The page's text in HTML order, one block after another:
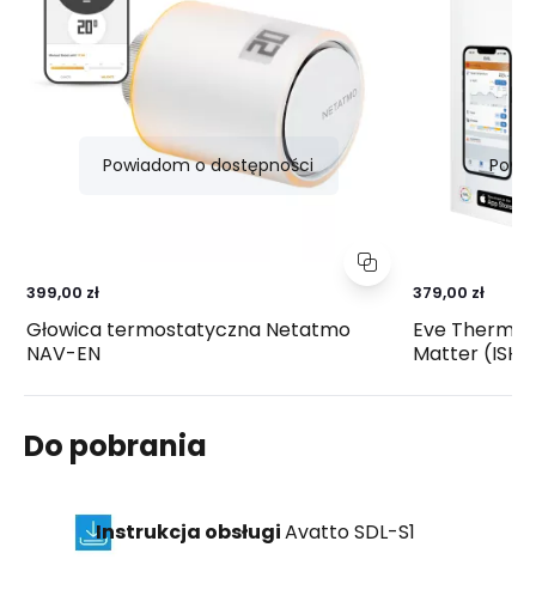
Powiadom o dostępności
399,00 zł
Głowica termostatyczna Netatmo
NAV-EN
379,00 zł
Eve
Matter
Do pobrania
Instrukcja obsługiAvatto SDL-S1